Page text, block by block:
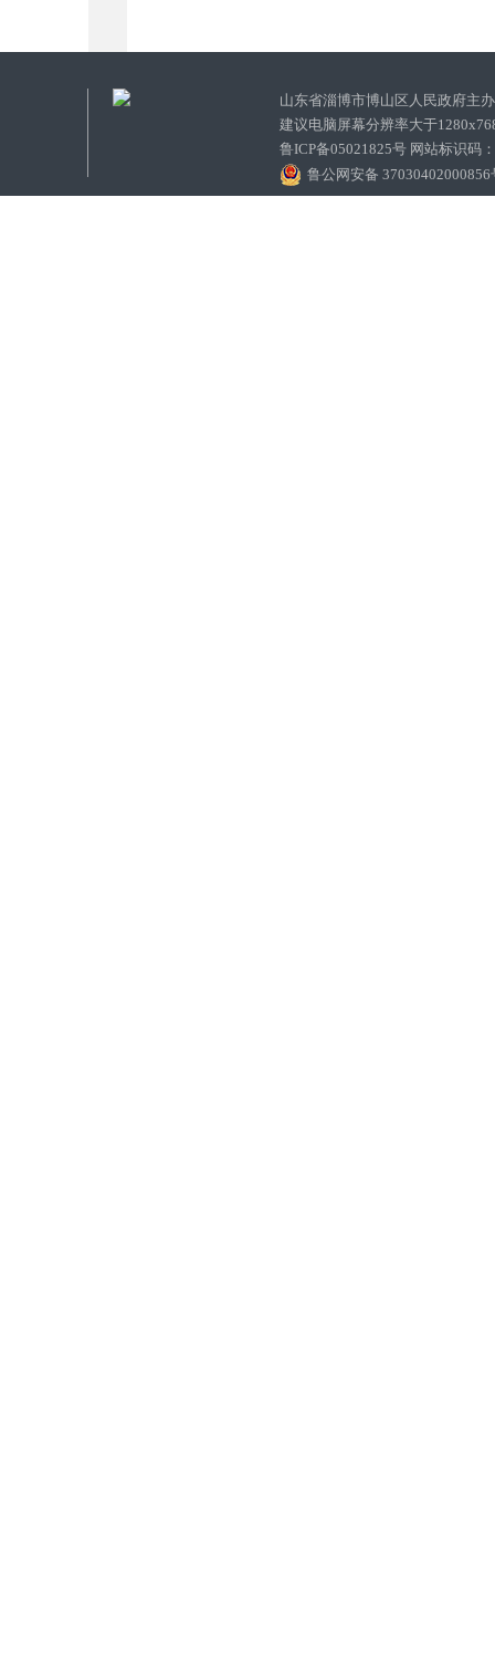
山东省淄博市博山区人民政府
建议电脑屏幕分辨率大于
鲁ICP备05021825号 网站标识码
鲁公网安备 37030402000856